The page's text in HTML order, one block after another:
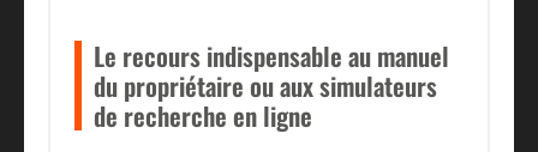
Le recours indispensable au manuel
du propriétaire ou aux simulateurs
de recherche en ligne